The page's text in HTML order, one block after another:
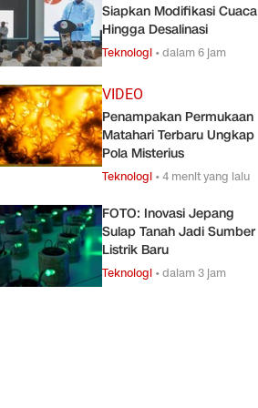
Siapkan Modifikasi Cuaca
Hingga Desalinasi
Teknologi •dalam 6 jam
VIDEO
Penampakan Permukaan
Matahari Terbaru Ungkap
Pola Misterius
Teknologi •4 menit yang lalu
FOTO: Inovasi Jepang
Sulap Tanah Jadi Sumber
Listrik Baru
Teknologi •dalam 3 jam